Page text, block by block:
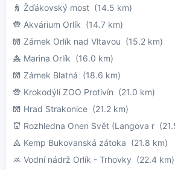
Žďákovský most (14.5 km)
Akvárium Orlík (14.7 km)
Zámek Orlík nad Vltavou (15.2 km)
Marina Orlík (16.0 km)
Zámek Blatná (18.6 km)
Krokodýlí ZOO Protivín (21.0 km)
Hrad Strakonice (21.2 km)
Rozhledna Onen Svět (Langova r
Kemp Bukovanská zátoka (21.8 km)
Vodní nádrž Orlík - Trhovky (22.4 km)